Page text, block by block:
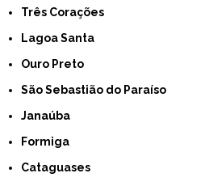
Três Corações
Lagoa Santa
Ouro Preto
São Sebastião do Paraíso
Janaúba
Formiga
Cataguases